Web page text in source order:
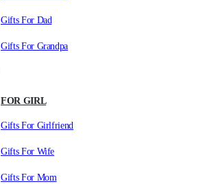
Gifts For Dad
Gifts For Grandpa
FOR GIRL
Gifts For Girlfriend
Gifts For Wife
Gifts For Mom